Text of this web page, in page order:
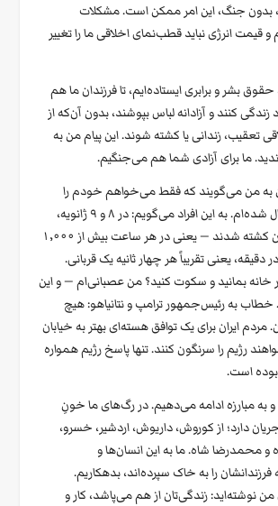
بدون جنگ، این امر ممکن است. مشکلات
و قیمت انرژی نباید قطب‌نمای اخلاقی ما را تغییر
حقوق بشر و برابری ایستاده‌ایم، تا فرزندان ما هم
زندگی کنند و آزادانه لباس بپوشند، بدون آن‌که از
تعقیب، زندانی یا کشته شوند. این پیام من به
ما برای آزادی شما هم می‌جنگیم.
به من می‌گویند که فقط می‌خواهم خودم را
مطرح کنم یا رادیکال شده‌ام. به این افراد می‌گویم: در ۸ و ۹ ژانویه،
۵۰٬۰۰۰ نفر در ایران کشته شدند — یعنی در هر ساعت بیش از ۱٬۰۰۰
۱۷ نفر در دقیقه، یعنی تقریباً هر چهار ثانیه یک قربانی.
خانه بمانید و سکوت کنید؟ من عصبانی‌ام — و این
به رئیس‌جمهور ترامپ و نتانیاهو: هیچ
مردم ایران برای یک توافق هسته‌ای بهتر به خیابان
رژیم را سرنگون کنند. تنها پاسخ رژیم همواره
است.
و به مبارزه ادامه می‌دهیم. در رگ‌های ما خونِ
دارد؛ از کوروش، داریوش، اردشیر، خسرو،
و محمدرضا شاه. ما به این انسان‌ها و
را به خاک سپرده‌اند، بدهکاریم.
من نوشته‌اید: زندگی‌تان از هم می‌پاشد، کار و